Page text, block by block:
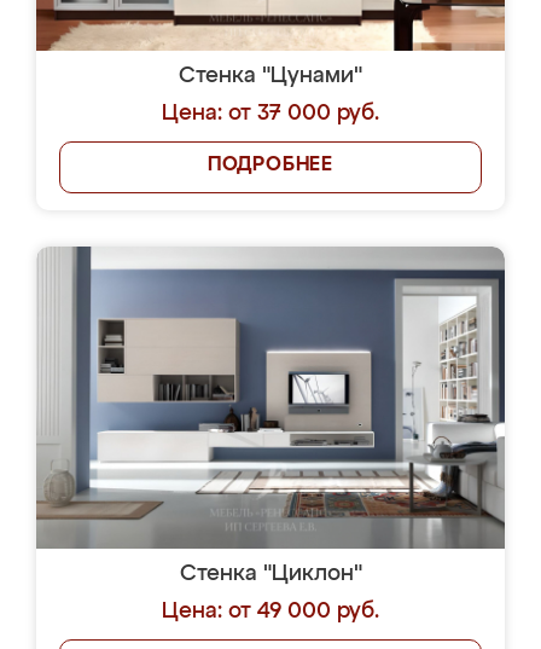
Стенка "Цунами"
Цена: от 37 000 руб.
ПОДРОБНЕЕ
Стенка "Циклон"
Цена: от 49 000 руб.